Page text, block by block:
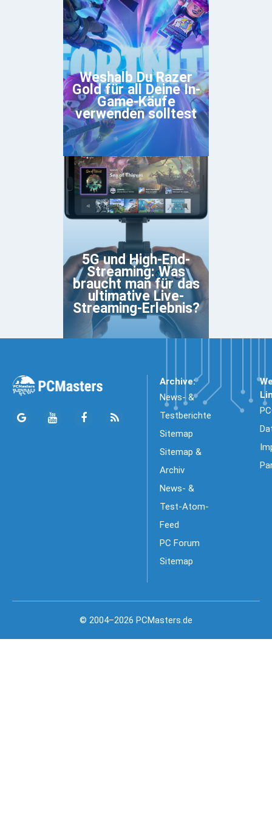
Weshalb Du Razer
Gold für all Deine In-
Game-Käufe
verwenden solltest
5G und High-End-
Streaming: Was
braucht man für das
ultimative Live-
Streaming-Erlebnis?
Archive:
News- &
Testberichte
Sitemap
Sitemap &
Archiv
News- &
Test-Atom-
Feed
PC Forum
Sitemap
© 2004–2026 PCMasters.de